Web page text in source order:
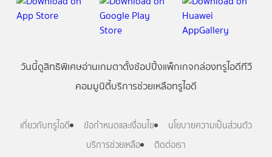
วันนี้ดูสิทธิพิเศษอ่านเกมตาตั้งช้อปปิ้งแพ็กเกจกล่องทรูไอดีทีวี
คอมมูนิตี้บริการช่วยเหลือทรูไอดี
เกี่ยวกับทรูไอดี ข้อกำหนดและเงื่อนไข
นโยบายความเป็นส่วนตัว
บริการช่วยเหลือ
ติดต่อเรา